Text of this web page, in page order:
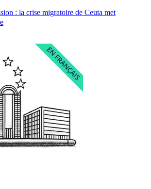
: la crise migratoire de Ceuta met